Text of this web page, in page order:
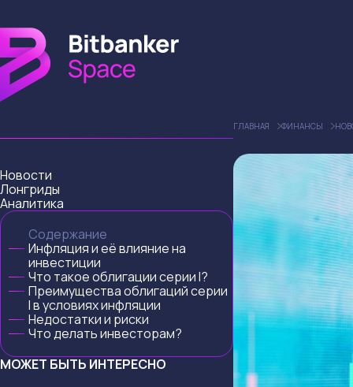
Новости
Лонгриды
Аналитика
Содержание
Инфляция и её влияние на
инвестиции
Что такое облигации серии I?
Преимущества облигаций серии
I в условиях инфляции
Недостатки и риски
Что делать инвесторам?
МОЖЕТ БЫТЬ ИНТЕРЕСНО
ГЛАВНАЯ ФИНАНСЫ